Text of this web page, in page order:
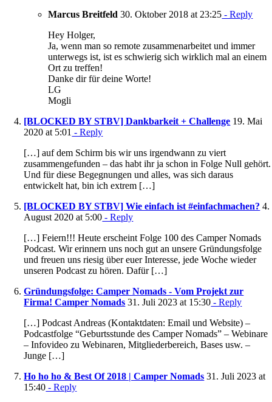
Marcus Breitfeld 30. Oktober 2018 at 23:25 - Reply
Hey Holger,
Ja, wenn man so remote zusammenarbeitet und immer
unterwegs ist, ist es schwierig sich wirklich mal an einem
Ort zu treffen!
Danke dir für deine Worte!
LG
Mogli
[BLOCKED BY STBV] Dankbarkeit + Challenge 19. Mai
2020 at 5:01 - Reply
[…] auf dem Schirm bis wir uns irgendwann zu viert
zusammengefunden – das habt ihr ja schon in Folge Null gehört.
Und für diese Begegnungen und alles, was sich daraus
entwickelt hat, bin ich extrem […]
[BLOCKED BY STBV] Wie einfach ist #einfachmachen? 4.
August 2020 at 5:00 - Reply
[…] Feiern!!! Heute erscheint Folge 100 des Camper Nomads
Podcast. Wir erinnern uns noch gut an unsere Gründungsfolge
und freuen uns riesig über euer Interesse, jede Woche wieder
unseren Podcast zu hören. Dafür […]
Gründungsfolge: Camper Nomads - Vom Projekt zur
Firma! Camper Nomads 31. Juli 2023 at 15:30 - Reply
[…] Podcast Andreas (Kontaktdaten: Email und Website) –
Podcastfolge “Geburtsstunde des Camper Nomads” – Webinare
– Infovideo zu Webinaren, Mitgliederbereich, Bases usw. –
Junge […]
Ho ho ho & Best Of 2018 | Camper Nomads 31. Juli 2023 at
15:40 - Reply